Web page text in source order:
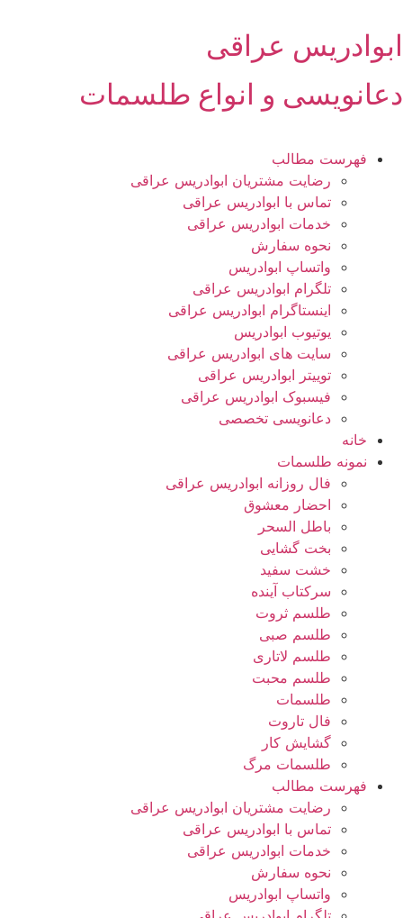
به
محتوا
ابوادریس عراقی
دعانویسی و انواع طلسمات
فهرست مطالب
رضایت مشتریان ابوادریس عراقی
تماس با ابوادریس عراقی
خدمات ابوادریس عراقی
نحوه سفارش
واتساپ ابوادریس
تلگرام ابوادریس عراقی
اینستاگرام ابوادریس عراقی
یوتیوب ابوادریس
سایت های ابوادریس عراقی
توییتر ابوادریس عراقی
فیسبوک ابوادریس عراقی
دعانویسی تخصصی
خانه
نمونه طلسمات
فال روزانه ابوادریس عراقی
احضار معشوق
باطل السحر
بخت گشایی
خشت سفید
سرکتاب آینده
طلسم ثروت
طلسم صبی
طلسم لاتاری
طلسم محبت
طلسمات
فال تاروت
گشایش کار
طلسمات مرگ
فهرست مطالب
رضایت مشتریان ابوادریس عراقی
تماس با ابوادریس عراقی
خدمات ابوادریس عراقی
نحوه سفارش
واتساپ ابوادریس